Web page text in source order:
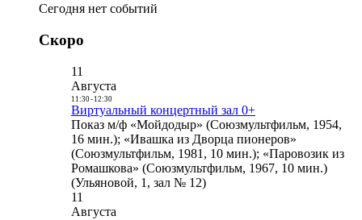
Сегодня нет событий
Скоро
11
Августа
11:30- 12:30
Виртуальный концертный зал 0+
Показ м/ф «Мойдодыр» (Союзмультфильм, 1954,
16 мин.); «Ивашка из Дворца пионеров»
(Союзмультфильм, 1981, 10 мин.); «Паровозик из
Ромашкова» (Союзмультфильм, 1967, 10 мин.)
(Ульяновой, 1, зал № 12)
11
Августа